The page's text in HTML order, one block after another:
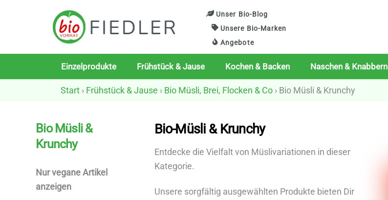
Unser Bio-Blog
Unsere Bio-Marken
Angebote
Einzelprodukte Frühstück & Jause Kochen & Backen Naschen & Knabbern
Start › Frühstück & Jause › Bio Müsli, Brei, Flocken & Co › Bio Müsli & Krunchy
Bio Müsli &
Krunchy
Nur vegane Artikel
anzeigen
Bio-Müsli & Krunchy
Entdecke die Vielfalt von Müslivariationen in dieser
Kategorie.
Unsere sorgfältig ausgewählten Produkte bieten Dir